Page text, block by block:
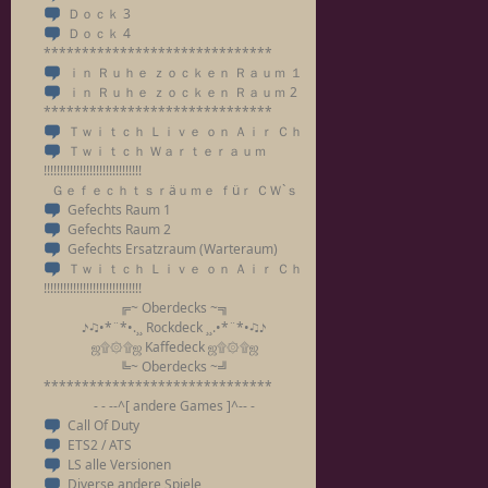
Ｄｏｃｋ 3
Ｄｏｃｋ 4
******************************
ｉｎ Ｒｕｈｅ ｚｏｃｋｅｎ Ｒａｕｍ １
ｉｎ Ｒｕｈｅ ｚｏｃｋｅｎ Ｒａｕｍ 2
******************************
Ｔｗｉｔｃｈ Ｌｉｖｅ ｏｎ Ａｉｒ Ｃｈａｎｅｌ
Ｔｗｉｔｃｈ Ｗａｒｔｅｒａｕｍ
!!!!!!!!!!!!!!!!!!!!!!!!!!!!!!
Ｇｅｆｅｃｈｔｓｒäｕｍｅ ｆüｒ ＣＷ`ｓ
Gefechts Raum 1
Gefechts Raum 2
Gefechts Ersatzraum (Warteraum)
Ｔｗｉｔｃｈ Ｌｉｖｅ ｏｎ Ａｉｒ Ｃｈａｎｅｌ für CW`s
!!!!!!!!!!!!!!!!!!!!!!!!!!!!!!
╔~ Oberdecks ~╗
♪♫•*¨*•.¸¸ Rockdeck ¸¸.•*¨*•♫♪
ஜ۩۞۩ஜ Kaffedeck ஜ۩۞۩ஜ
╚~ Oberdecks ~╝
******************************
- - --^[ andere Games ]^-- -
Call Of Duty
ETS2 / ATS
LS alle Versionen
Diverse andere Spiele